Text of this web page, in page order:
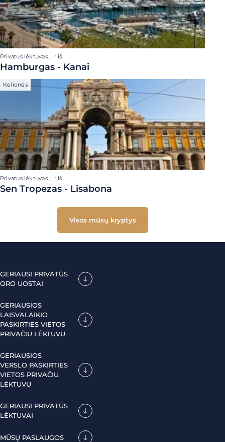
Privatus lėktuvas į ir iš
Hamburgas - Kanai
Kelionės
Privatus lėktuvas į ir iš
Sen Tropezas - Lisabona
Visos mūsų kryptys
GERIAUSI PRIVATŪS
ORO UOSTAI
GERIAUSIOS
LAISVALAIKIO
PASKIRTIES VIETOS
PRIVAČIU LĖKTUVU
GERIAUSIOS
VERSLO PASKIRTIES
VIETOS PRIVAČIU
LĖKTUVU
GERIAUSI PRIVATŪS
LĖKTUVAI
MŪSŲ PASLAUGOS